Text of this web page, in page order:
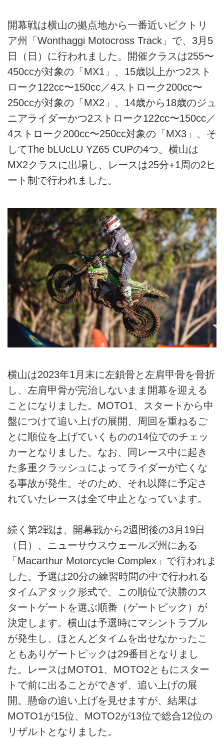
開幕戦は横山の拠点地から一番近いビクトリ
ア州「Wonthaggi Motocross Track」で、3月5
日（日）に行われました。開催クラスは255〜
450ccが対象の「MX1」、15歳以上かつ2スト
ローク122cc〜150cc／4ストローク200cc〜
250ccが対象の「MX2」、14歳から18歳のジュ
ニアライダーかつ2ストローク122cc〜150cc／
4ストローク200cc〜250cc対象の「MX3」、そ
してThe bLUcLU YZ65 CUPの4つ。横山は
MX2クラスに出場し、レースは25分+1周の2ヒ
ート制で行われました。
横山は2023年1月末に左鎖骨と左肩甲骨を骨折
し、左肩甲骨が完治しないまま開幕を迎える
ことになりました。MOTO1、スタートから中
盤につけて追い上げの展開、周回を重ねるご
とに順位を上げていくものの14位でのチェッ
カーとなりました。なお、同レース中に起き
た多重クラッシュによってライダーが亡くな
る事故が発生。そのため、それ以降に予定さ
れていたレースは全て中止となっています。
続く第2戦は、開幕戦から2週間後の3月19日
（日）、ニューサウスウェールズ州にある
「Macarthur Motorcycle Complex」で行われま
した。予選は20分の練習時間の中で行われる
タイムアタック形式で、この順位で決勝のス
タートゲートを選ぶ順番（ゲートピック）が
決定します。横山は予選時にマシントラブル
が発生し、ほとんどタイムを出せなかったこ
ともありゲートピックは29番目となりまし
た。レースはMOTO1、MOTO2ともにスター
トで前に出ることができず、追い上げの展
開。懸命の追い上げを見せますが、結果は
MOTO1が15位、MOTO2が13位で総合12位の
リザルトとなりました。